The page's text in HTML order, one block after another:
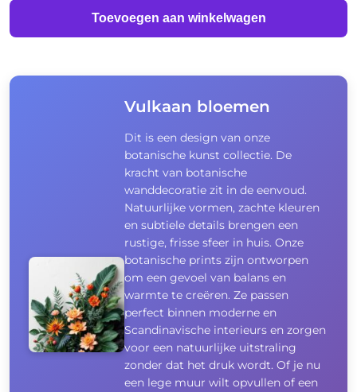
Toevoegen aan winkelwagen
Vulkaan bloemen
Dit is een design van onze
botanische kunst collectie. De
kracht van botanische
wanddecoratie zit in de eenvoud.
Natuurlijke vormen, zachte kleuren
en subtiele details brengen een
rustige, frisse sfeer in huis. Onze
botanische prints zijn ontworpen
om een gevoel van balans en
warmte te creëren. Ze passen
perfect binnen moderne en
Scandinavische interieurs en zorgen
voor een natuurlijke uitstraling
zonder dat het druk wordt. Of je nu
een lege muur wilt opvullen of een